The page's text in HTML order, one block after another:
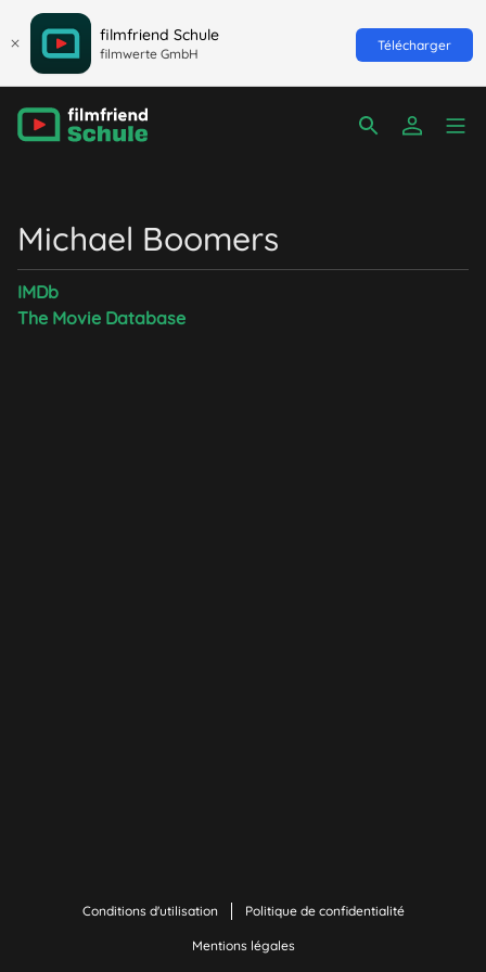
filmfriend Schule
filmwerte GmbH
Télécharger
Michael Boomers
IMDb
The Movie Database
Conditions d'utilisation Politique de confidentialité
Mentions légales